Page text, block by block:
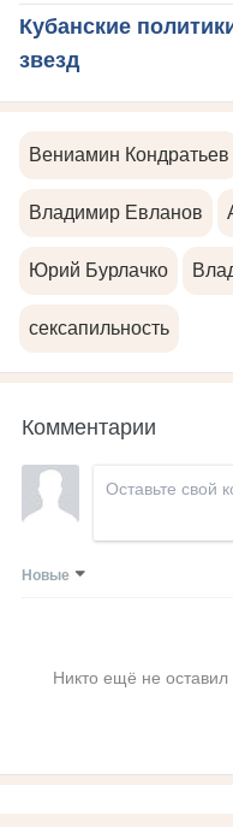
Кубанские
звезд
Вениамин Кондратьев
Владимир Евланов
Юрий Бурлачко
сексапильность
Комментарии
Новые
Никто ещё не